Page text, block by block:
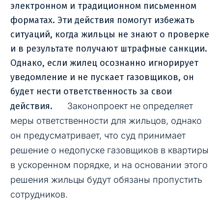
электронном и традиционном письменном
форматах. Эти действия помогут избежать
ситуаций, когда жильцы не знают о проверке
и в результате получают штрафные санкции.
Однако, если жилец осознанно игнорирует
уведомление и не пускает газовщиков, он
будет нести ответственность за свои
действия. Законопроект не определяет
меры ответственности для жильцов, однако
он предусматривает, что суд принимает
решение о недопуске газовщиков в квартиры
в ускоренном порядке, и на основании этого
решения жильцы будут обязаны пропустить
сотрудников.